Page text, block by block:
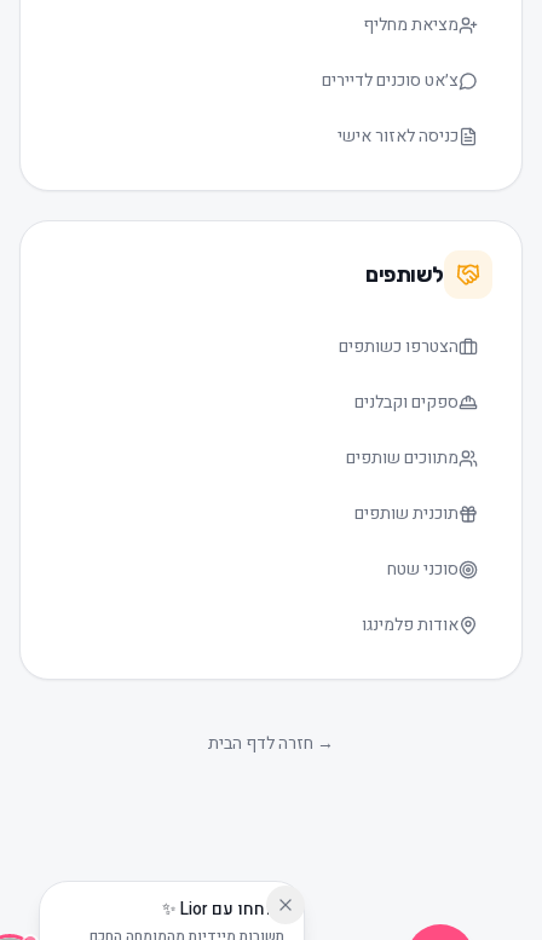
גודל טקסט
שוחחו עם Lior ✨
מציאת מחליף
צ׳אט סוכנים לדיירים
כניסה לאזור אישי
לשותפים
הצטרפו כשותפים
ספקים וקבלנים
מתווכים שותפים
תוכנית שותפים
סוכני שטח
אודות פלמינגו
חזרה לדף הבית